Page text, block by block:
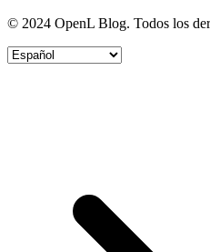
© 2024 OpenL Blog. Todos los